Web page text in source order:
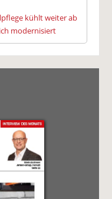
kühlt weiter ab
modernisiert